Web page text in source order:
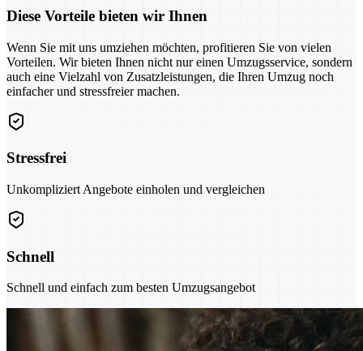
Diese Vorteile bieten wir Ihnen
Wenn Sie mit uns umziehen möchten, profitieren Sie von vielen
Vorteilen. Wir bieten Ihnen nicht nur einen Umzugsservice, sondern
auch eine Vielzahl von Zusatzleistungen, die Ihren Umzug noch
einfacher und stressfreier machen.
Stressfrei
Unkompliziert Angebote einholen und vergleichen
Schnell
Schnell und einfach zum besten Umzugsangebot